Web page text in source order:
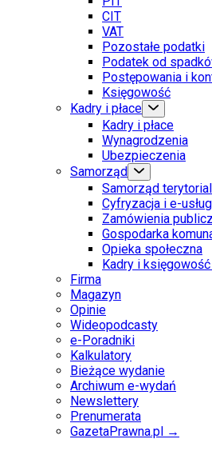
CIT
VAT
Pozostałe podatki
Podatek od
Postępowania i
Księgowość
Kadry i płace
Kadry i płace
Wynagrodzenia
Ubezpieczenia
Samorząd
Samorząd
Cyfryzacja i e-
Zamówienia
Gospodarka
Opieka społeczna
Kadry i
Firma
Magazyn
Opinie
Wideopodcasty
e-Poradniki
Kalkulatory
Bieżące wydanie
Archiwum e-wydań
Newslettery
Prenumerata
GazetaPrawna.pl →